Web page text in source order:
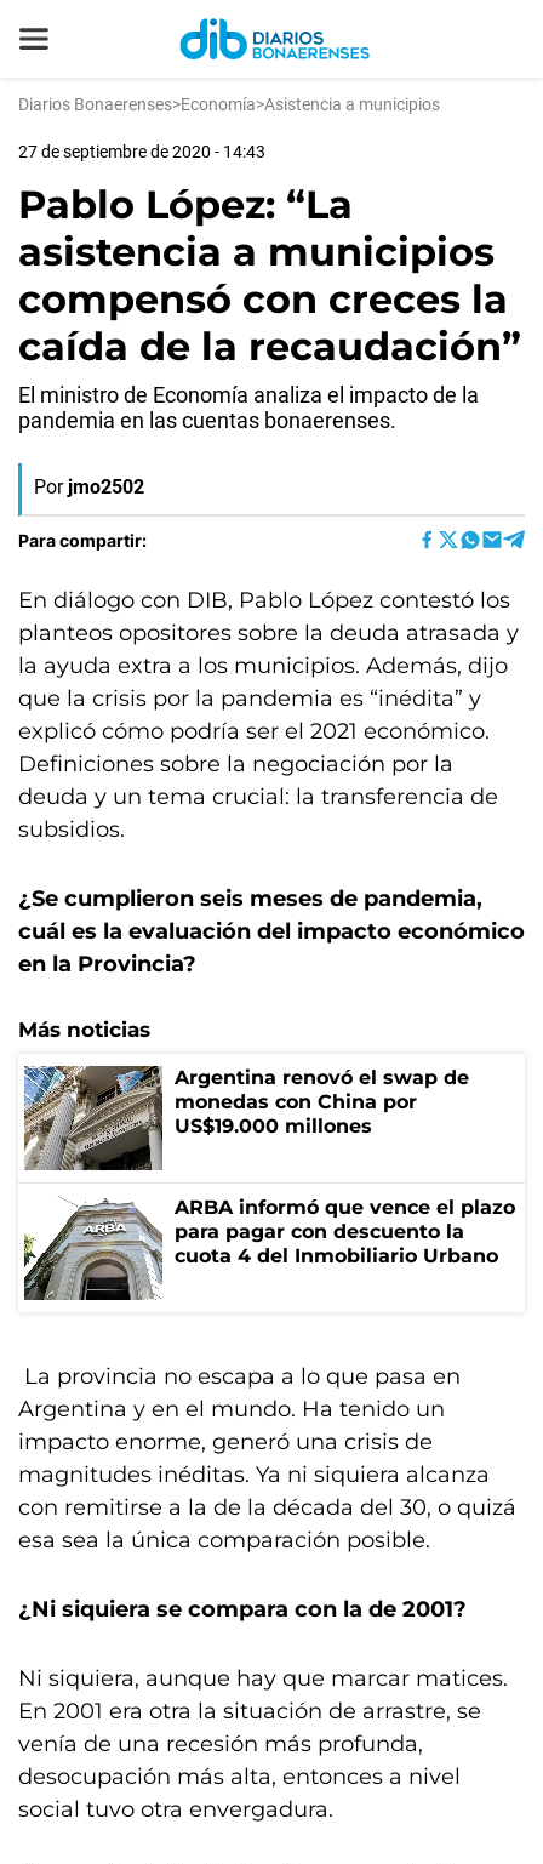
Diarios Bonaerenses>Economía>Asistencia a municipios
27 de septiembre de 2020 - 14:43
Pablo López: “La
asistencia a municipios
compensó con creces la
caída de la recaudación”
El ministro de Economía analiza el impacto de la
pandemia en las cuentas bonaerenses.
Por jmo2502
Para compartir:
En diálogo con DIB, Pablo López contestó los
planteos opositores sobre la deuda atrasada y
la ayuda extra a los municipios. Además, dijo
que la crisis por la pandemia es “inédita” y
explicó cómo podría ser el 2021 económico.
Definiciones sobre la negociación por la
deuda y un tema crucial: la transferencia de
subsidios.
¿Se cumplieron seis meses de pandemia,
cuál es la evaluación del impacto económico
en la Provincia?
Más noticias
Argentina renovó el swap de
monedas con China por
US$19.000 millones
ARBA informó que vence el plazo
para pagar con descuento la
cuota 4 del Inmobiliario Urbano
La provincia no escapa a lo que pasa en
Argentina y en el mundo. Ha tenido un
impacto enorme, generó una crisis de
magnitudes inéditas. Ya ni siquiera alcanza
con remitirse a la de la década del 30, o quizá
esa sea la única comparación posible.
¿Ni siquiera se compara con la de 2001?
Ni siquiera, aunque hay que marcar matices.
En 2001 era otra la situación de arrastre, se
venía de una recesión más profunda,
desocupación más alta, entonces a nivel
social tuvo otra envergadura.